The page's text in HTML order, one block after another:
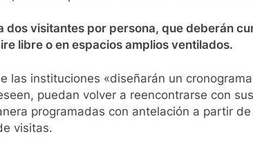
dos visitantes por persona, que deberán
libre o en espacios amplios ventilados.
las instituciones «diseñarán un
puedan volver a reencontrarse con
programadas con antelación a partir
visitas.